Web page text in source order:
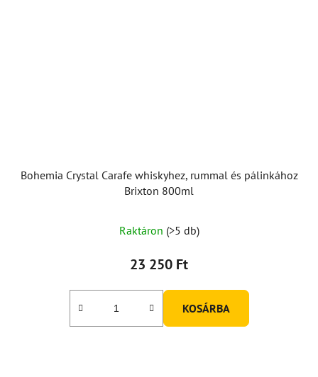
Bohemia Crystal Carafe whiskyhez, rummal és pálinkához
Brixton 800ml
termék
átlagos
5-
Raktáron (>5 db)
23 250 Ft
KOSÁRBA